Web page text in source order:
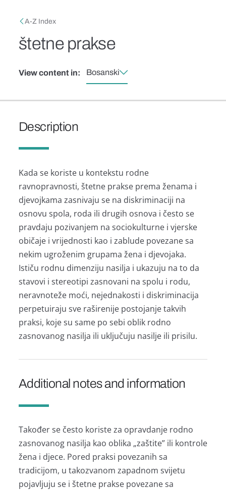
Breadcrumb
A-Z Index
štetne prakse
View content in: Bosanski
Description
Kada se koriste u kontekstu rodne
ravnopravnosti, štetne prakse prema ženama i
djevojkama zasnivaju se na diskriminaciji na
osnovu spola, roda ili drugih osnova i često se
pravdaju pozivanjem na sociokulturne i vjerske
običaje i vrijednosti kao i zablude povezane sa
nekim ugroženim grupama žena i djevojaka.
Ističu rodnu dimenziju nasilja i ukazuju na to da
stavovi i stereotipi zasnovani na spolu i rodu,
neravnoteže moći, nejednakosti i diskriminacija
perpetuiraju sve raširenije postojanje takvih
praksi, koje su same po sebi oblik rodno
zasnovanog nasilja ili uključuju nasilje ili prisilu.
Additional notes and information
Također se često koriste za opravdanje rodno
zasnovanog nasilja kao oblika „zaštite” ili kontrole
žena i djece. Pored praksi povezanih sa
tradicijom, u takozvanom zapadnom svijetu
pojavljuju se i štetne prakse povezane sa